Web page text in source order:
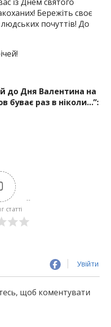
Бережіть своє
почуттів! До
до Дня Валентина на
буває раз в ніколи…”:
статті
Увійти
щоб коментувати